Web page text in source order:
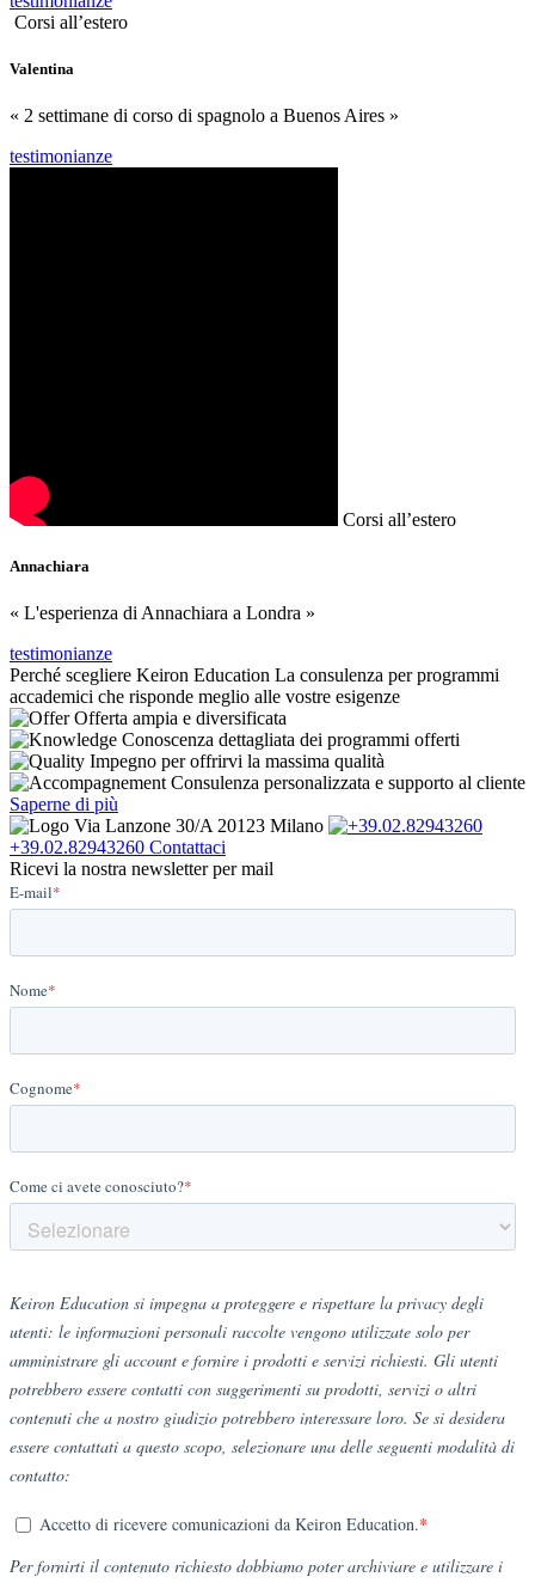
Corsi all’estero
Valentina
« 2 settimane di corso di spagnolo a Buenos Aires »
testimonianze
Corsi all’estero
Annachiara
« L'esperienza di Annachiara a Londra »
testimonianze
Perché scegliere Keiron Education La consulenza per programmi
accademici che risponde meglio alle vostre esigenze
Offerta ampia e diversificata
Conoscenza dettagliata dei programmi offerti
Impegno per offrirvi la massima qualità
Consulenza personalizzata e supporto al cliente
Saperne di più
Via Lanzone 30/A 20123 Milano
+39.02.82943260 Contattaci
Ricevi la nostra newsletter per mail